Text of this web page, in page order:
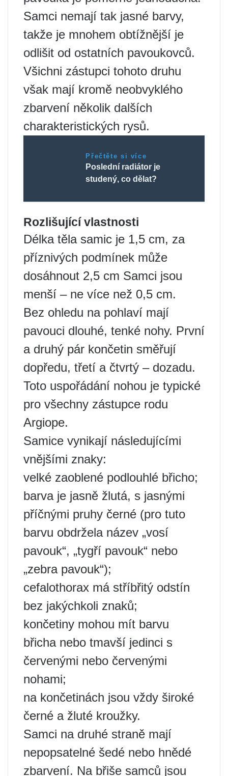
Samci nemají tak jasné barvy,
takže je mnohem obtížnější je
odlišit od ostatních pavoukovců.
Všichni zástupci tohoto druhu
však mají kromě neobvyklého
zbarvení několik dalších
charakteristických rysů.
Přečtěte si více
Poslední radiátor je
studený, co dělat?
Rozlišující vlastnosti
Délka těla samic je 1,5 cm, za
příznivých podmínek může
dosáhnout 2,5 cm Samci jsou
menší – ne více než 0,5 cm.
Bez ohledu na pohlaví mají
pavouci dlouhé, tenké nohy. První
a druhý pár končetin směřují
dopředu, třetí a čtvrtý – dozadu.
Toto uspořádání nohou je typické
pro všechny zástupce rodu
Argiope.
Samice vynikají následujícími
vnějšími znaky:
velké zaoblené podlouhlé břicho;
barva je jasně žlutá, s jasnými
příčnými pruhy černé (pro tuto
barvu obdržela název „vosí
pavouk“, „tygří pavouk“ nebo
„zebra pavouk“);
cefalothorax má stříbřitý odstín
bez jakýchkoli znaků;
končetiny mohou mít barvu
břicha nebo tmavší jedinci s
červenými nebo červenými
nohami;
na končetinách jsou vždy široké
černé a žluté kroužky.
Samci na druhé straně mají
nepopsatelné šedé nebo hnědé
zbarvení. Na břiše samců jsou